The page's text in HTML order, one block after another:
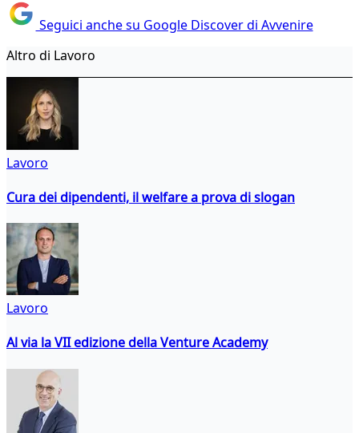
Seguici anche su Google Discover di Avvenire
Altro di Lavoro
Lavoro
Cura dei dipendenti, il welfare a prova di slogan
Lavoro
Al via la VII edizione della Venture Academy